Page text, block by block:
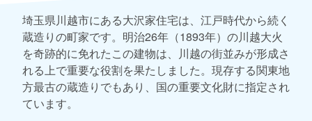
埼玉県川越市にある大沢家住宅は、江戸時代から続く
蔵造りの町家です。明治26年（1893年）の川越大火
を奇跡的に免れたこの建物は、川越の街並みが形成さ
れる上で重要な役割を果たしました。現存する関東地
方最古の蔵造りでもあり、国の重要文化財に指定され
ています。